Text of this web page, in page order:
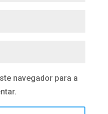
navegador para a